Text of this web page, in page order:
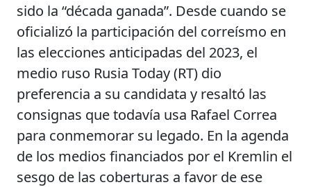
sido la “década ganada”. Desde cuando se
oficializó la participación del correísmo en
las elecciones anticipadas del 2023, el
medio ruso Rusia Today (RT) dio
preferencia a su candidata y resaltó las
consignas que todavía usa Rafael Correa
para conmemorar su legado. En la agenda
de los medios financiados por el Kremlin el
sesgo de las coberturas a favor de ese